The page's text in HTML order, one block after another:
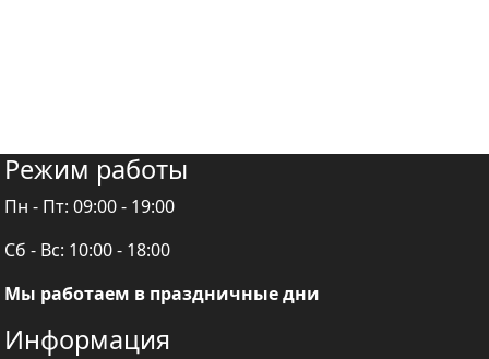
Режим работы
Пн - Пт: 09:00 - 19:00
Сб - Вс: 10:00 - 18:00
Мы работаем в праздничные дни
Информация